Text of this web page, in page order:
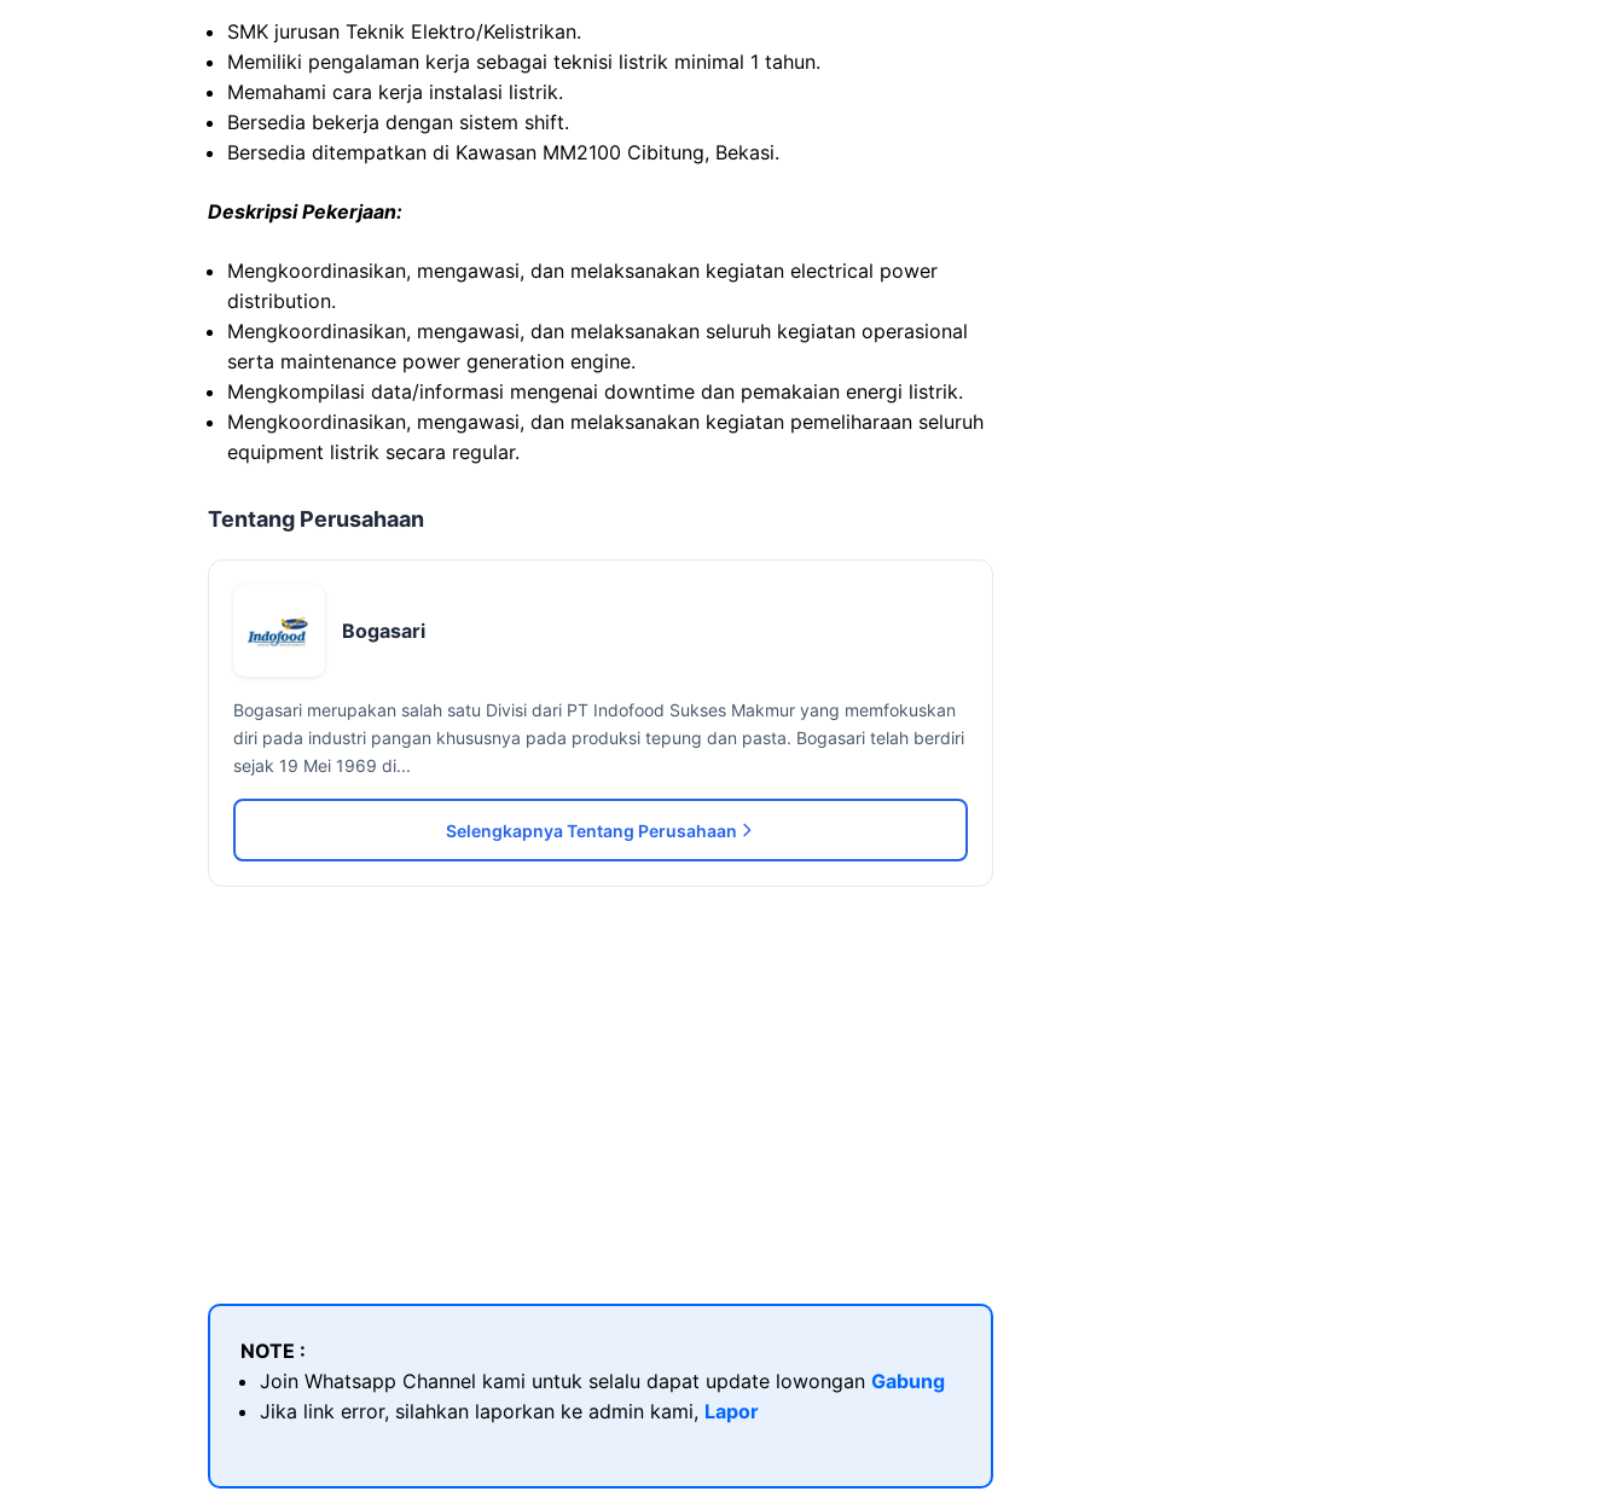
SMK jurusan Teknik Elektro/Kelistrikan.
Memiliki pengalaman kerja sebagai teknisi listrik minimal 1 tahun.
Memahami cara kerja instalasi listrik.
Bersedia bekerja dengan sistem shift.
Bersedia ditempatkan di Kawasan MM2100 Cibitung, Bekasi.
Deskripsi Pekerjaan:
Mengkoordinasikan, mengawasi, dan melaksanakan kegiatan electrical power
distribution.
Mengkoordinasikan, mengawasi, dan melaksanakan seluruh kegiatan operasional
serta maintenance power generation engine.
Mengkompilasi data/informasi mengenai downtime dan pemakaian energi listrik.
Mengkoordinasikan, mengawasi, dan melaksanakan kegiatan pemeliharaan seluruh
equipment listrik secara regular.
Tentang Perusahaan
Bogasari
Bogasari merupakan salah satu Divisi dari PT Indofood Sukses Makmur yang memfokuskan
diri pada industri pangan khususnya pada produksi tepung dan pasta. Bogasari telah berdiri
sejak 19 Mei 1969 di...
Selengkapnya Tentang Perusahaan
NOTE :
Join Whatsapp Channel kami untuk selalu dapat update lowongan Gabung
Jika link error, silahkan laporkan ke admin kami, Lapor